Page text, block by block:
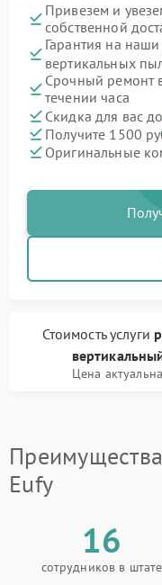
Привезем и
собственной
Гарантия на
вертикальных
Срочный ремонт
течении часа
Скидка для вас до
Получите 1500
Оригинальные
Стоимость услуги
Цена
Eufy
16
сотрудников в штате